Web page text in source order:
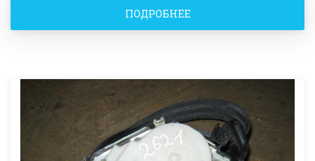
ПОДРОБНЕЕ